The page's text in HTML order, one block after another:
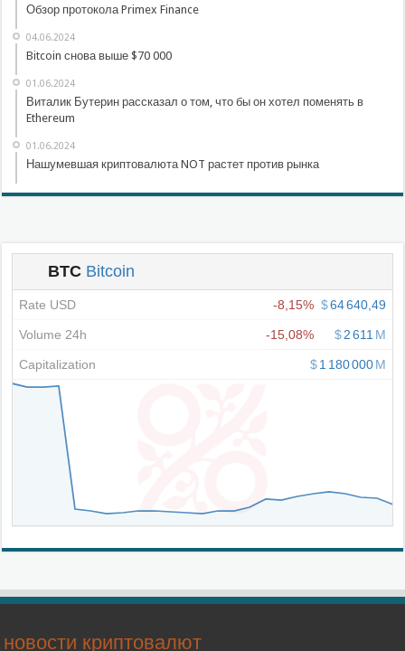
Обзор протокола Primex Finance
04.06.2024
Bitcoin снова выше $70 000
01.06.2024
Виталик Бутерин рассказал о том, что бы он хотел поменять в
Ethereum
01.06.2024
Нашумевшая криптовалюта NOT растет против рынка
новости криптовалют